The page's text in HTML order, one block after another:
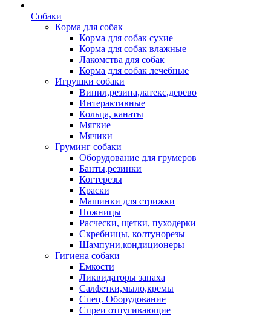
Собаки
Корма для собак
Корма для собак сухие
Корма для собак влажные
Лакомства для собак
Корма для собак лечебные
Игрушки собаки
Винил,резина,латекс,дерево
Интерактивные
Кольца, канаты
Мягкие
Мячики
Груминг собаки
Оборудование для грумеров
Банты,резинки
Когтерезы
Краски
Машинки для стрижки
Ножницы
Расчески, щетки, пуходерки
Скребницы, колтунорезы
Шампуни,кондиционеры
Гигиена собаки
Емкости
Ликвидаторы запаха
Салфетки,мыло,кремы
Спец. Оборудование
Спреи отпугивающие